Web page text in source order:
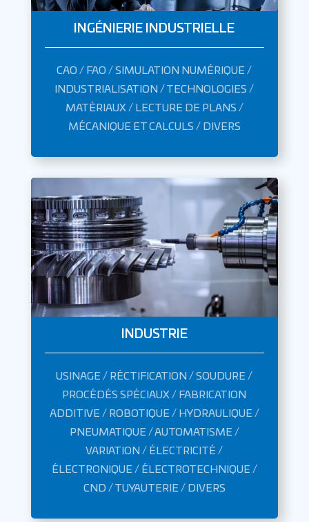
INGÉNIERIE INDUSTRIELLE
CAO / FAO / SIMULATION NUMÉRIQUE /
INDUSTRIALISATION / TECHNOLOGIES /
MATÉRIAUX / LECTURE DE PLANS /
MÉCANIQUE ET CALCULS / DIVERS
INDUSTRIE
USINAGE / RÉCTIFICATION / SOUDURE /
PROCÉDÉS SPÉCIAUX / FABRICATION
ADDITIVE / ROBOTIQUE / HYDRAULIQUE /
PNEUMATIQUE / AUTOMATISME /
VARIATION / ÉLECTRICITÉ /
ÉLECTRONIQUE / ÉLECTROTECHNIQUE /
CND / TUYAUTERIE / DIVERS